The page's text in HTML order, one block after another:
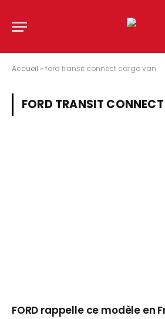
Accueil » ford transit connect cargo van
FORD TRANSIT
FORD rappelle ce modèle en